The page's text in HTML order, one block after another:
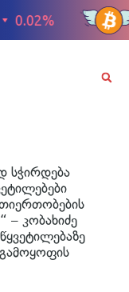
სჭირდება
– კობახიძე